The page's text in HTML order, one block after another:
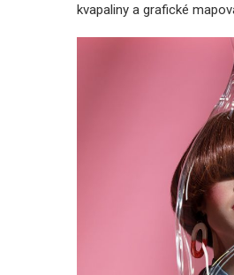
kvapaliny a grafické